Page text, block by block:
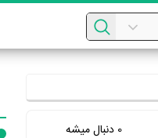
0 دنبال میشه